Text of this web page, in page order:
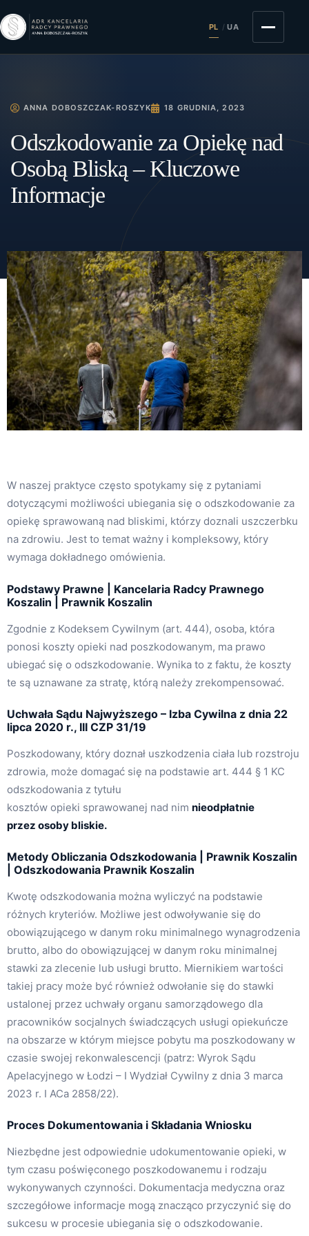
PL / UA
ANNA DOBOSZCZAK-ROSZYK 18 GRUDNIA, 2023
Odszkodowanie za Opiekę nad
Osobą Bliską – Kluczowe
Informacje
W naszej praktyce często spotykamy się z pytaniami
dotyczącymi możliwości ubiegania się o odszkodowanie za
opiekę sprawowaną nad bliskimi, którzy doznali uszczerbku
na zdrowiu. Jest to temat ważny i kompleksowy, który
wymaga dokładnego omówienia.
Podstawy Prawne | Kancelaria Radcy Prawnego
Koszalin | Prawnik Koszalin
Zgodnie z Kodeksem Cywilnym (art. 444), osoba, która
ponosi koszty opieki nad poszkodowanym, ma prawo
ubiegać się o odszkodowanie. Wynika to z faktu, że koszty
te są uznawane za stratę, którą należy zrekompensować.
Uchwała Sądu Najwyższego – Izba Cywilna z dnia 22
lipca 2020 r., III CZP 31/19
Poszkodowany, który doznał uszkodzenia ciała lub rozstroju
zdrowia, może domagać się na podstawie art. 444 § 1 KC
odszkodowania z tytułu
kosztów opieki sprawowanej nad nim nieodpłatnie
przez osoby bliskie.
Metody Obliczania Odszkodowania | Prawnik Koszalin
| Odszkodowania Prawnik Koszalin
Kwotę odszkodowania można wyliczyć na podstawie
różnych kryteriów. Możliwe jest odwoływanie się do
obowiązującego w danym roku minimalnego wynagrodzenia
brutto, albo do obowiązującej w danym roku minimalnej
stawki za zlecenie lub usługi brutto. Miernikiem wartości
takiej pracy może być również odwołanie się do stawki
ustalonej przez uchwały organu samorządowego dla
pracowników socjalnych świadczących usługi opiekuńcze
na obszarze w którym miejsce pobytu ma poszkodowany w
czasie swojej rekonwalescencji (patrz: Wyrok Sądu
Apelacyjnego w Łodzi – I Wydział Cywilny z dnia 3 marca
2023 r. I ACa 2858/22).
Proces Dokumentowania i Składania Wniosku
Niezbędne jest odpowiednie udokumentowanie opieki, w
tym czasu poświęconego poszkodowanemu i rodzaju
wykonywanych czynności. Dokumentacja medyczna oraz
szczegółowe informacje mogą znacząco przyczynić się do
sukcesu w procesie ubiegania się o odszkodowanie.